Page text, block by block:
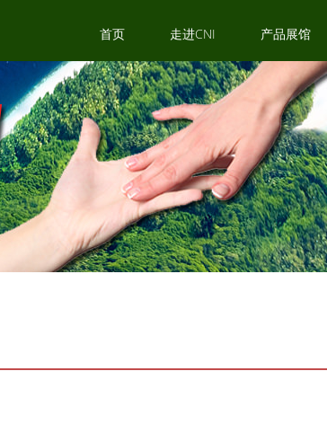
首页 走进CNI 产品展馆